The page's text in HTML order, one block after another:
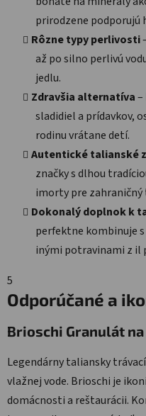
prirodzene podporujú
Rôzne typy perlivosti
až po silno perlivú
jedlu.
Zdravšia alternatíva–
sladidiel a prídavkov,
rodinu vrátane detí.
Autentické talianské
značky s dlhou
imorty pre zahraničný
Dokonalý doplnok k
perfektne kombinuje
inými potravinami z il
5
Odporúčané a
Brioschi Granulát
Legendárny taliansky
vlažnej vode. Brioschi je
domácnosti a reštaurácii.